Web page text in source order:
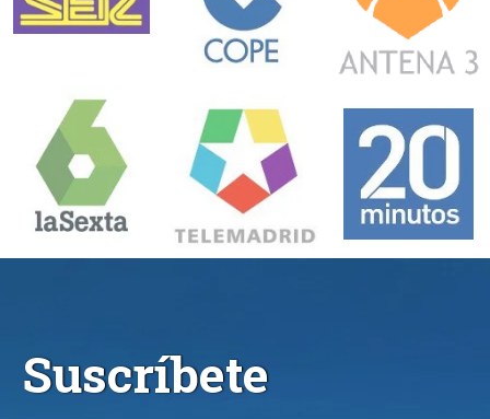
Suscríbete